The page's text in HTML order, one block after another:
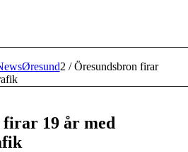
2 / Öresundsbron firar
firar 19 år med